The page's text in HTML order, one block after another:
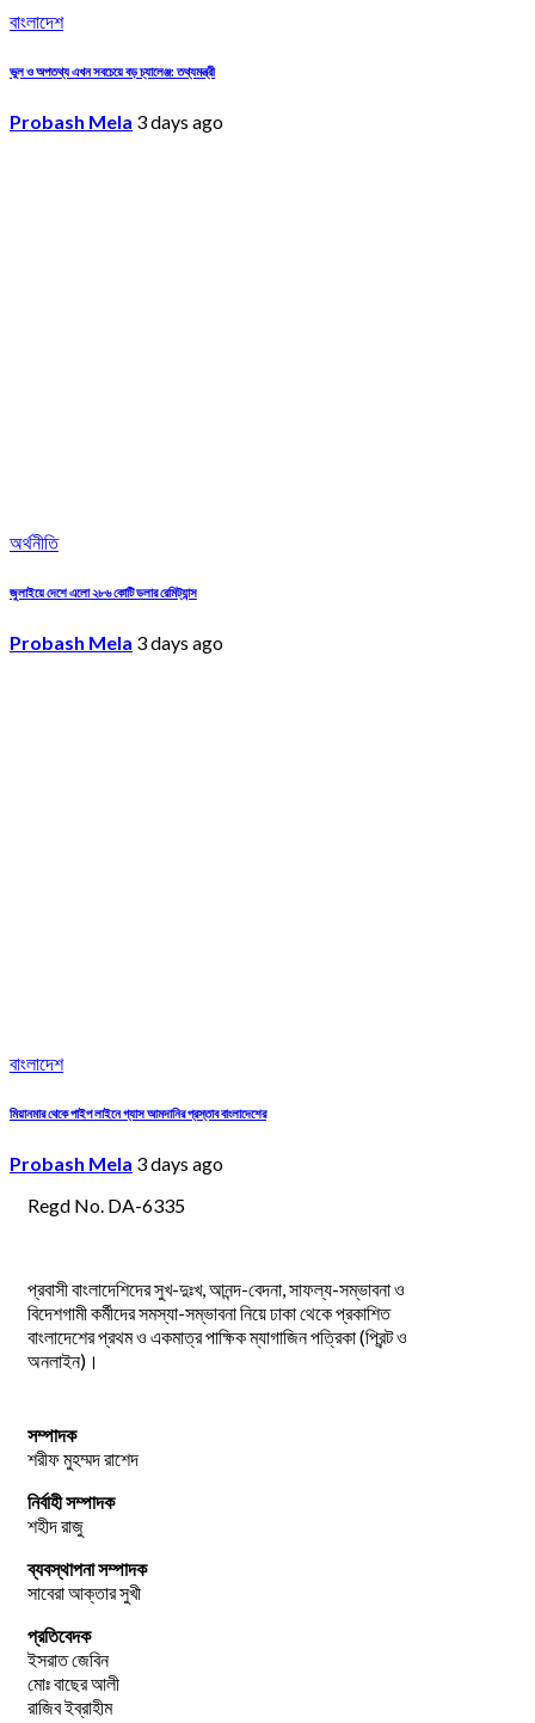
বাংলাদেশ
ভুল ও অপতথ্য এখন সবচেয়ে বড় চ্যালেঞ্জ: তথ্যমন্ত্রী
Probash Mela 3 days ago
অর্থনীতি
জুলাইয়ে দেশে এলো ২৮৬ কোটি ডলার রেমিট্যান্স
Probash Mela 3 days ago
বাংলাদেশ
মিয়ানমার থেকে পাইপ লাইনে গ্যাস আমদানির প্রস্তাব বাংলাদেশের
Probash Mela 3 days ago
Regd No. DA-6335
প্রবাসী বাংলাদেশিদের সুখ-দুঃখ, আনন্দ-বেদনা, সাফল্য-সম্ভাবনা ও
বিদেশগামী কর্মীদের সমস্যা-সম্ভাবনা নিয়ে ঢাকা থেকে প্রকাশিত
বাংলাদেশের প্রথম ও একমাত্র পাক্ষিক ম্যাগাজিন পত্রিকা (প্রিন্ট ও
অনলাইন)।
সম্পাদক
শরীফ মুহম্মদ রাশেদ
নির্বাহী সম্পাদক
শহীদ রাজু
ব্যবস্থাপনা সম্পাদক
সাবেরা আক্তার সুখী
প্রতিবেদক
ইসরাত জেবিন
মোঃ বাছের আলী
রাজিব ইব্রাহীম